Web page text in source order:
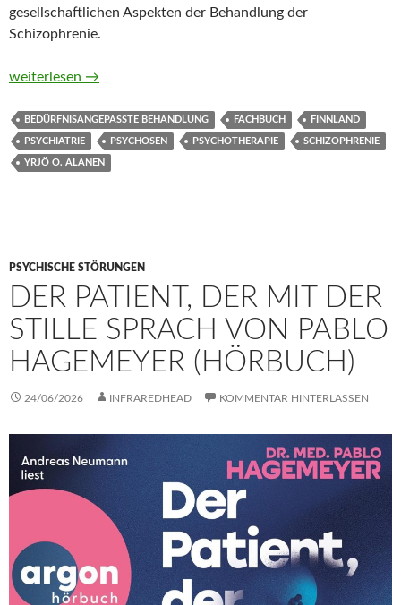
gesellschaftlichen Aspekten der Behandlung der
Schizophrenie.
Schizophrenie. Entstehung, Erscheinungsformen und die
weiterlesen →
BEDÜRFNISANGEPASSTE BEHANDLUNG FACHBUCH FINNLAND
PSYCHIATRIE PSYCHOSEN PSYCHOTHERAPIE SCHIZOPHRENIE
YRJÖ O. ALANEN
PSYCHISCHE STÖRUNGEN
DER PATIENT, DER MIT DER
STILLE SPRACH VON PABLO
HAGEMEYER (HÖRBUCH)
24/06/2026 INFRAREDHEAD KOMMENTAR HINTERLASSEN